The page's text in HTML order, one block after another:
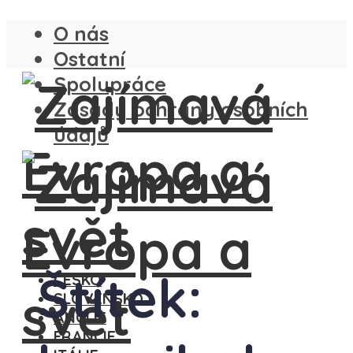
O nás
Ostatní
Spolupráce
Zásady ochrany osobních
údajů
ČESKO
SLOVENSKO
ANGLIE
FRANCIE
Štítek: